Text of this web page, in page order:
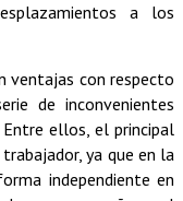
a los
ventajas con respecto
de inconvenientes
ellos, el principal
ya que en la
independiente en